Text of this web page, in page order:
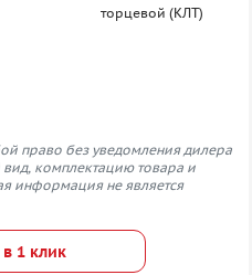
торцевой (КЛТ)
право без уведомления дилера
комплектацию товара и
информация не является
1 клик